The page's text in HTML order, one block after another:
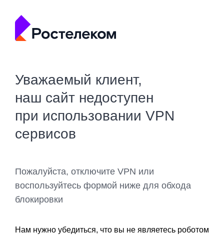
Уважаемый клиент,
наш сайт недоступен
при использовании VPN
сервисов
Пожалуйста, отключите VPN или
воспользуйтесь формой ниже для обхода
блокировки
Нам нужно убедиться, что вы не являетесь роботом